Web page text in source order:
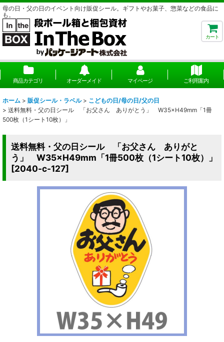
母の日・父の日のイベント向け販促シール。ギフトやお菓子、惣菜などの食品に
も。
カート
商品カテゴリ オーダーメイド マイページ ご利用案内
ホーム > 販促シール・ラベル > こどもの日/母の日/父の日
> 送料無料・父の日シール 「お父さん ありがとう」 W35×H49mm「1冊
500枚（1シート10枚）」
送料無料・父の日シール 「お父さん ありがと
う」 W35×H49mm「1冊500枚（1シート10枚）」
[2040-c-127]